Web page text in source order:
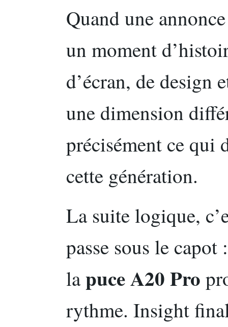
Quand une
un moment
d’écran, de design
une dimension
précisément ce qui
cette génération.
La suite logique,
passe sous le
lapuce A20 Pro
rythme. Insight